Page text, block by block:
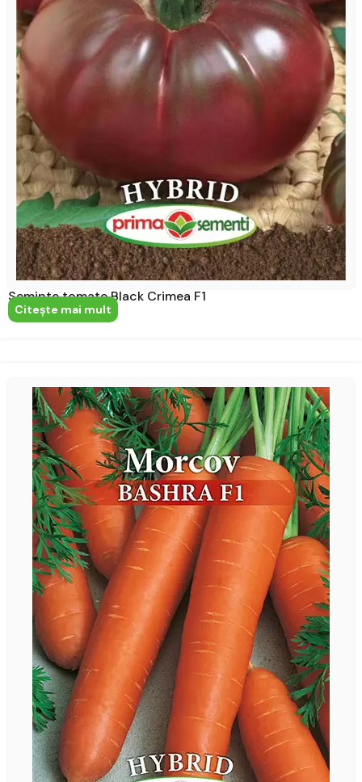
Seminte tomate Black Crimea F1
Citeşte mai mult